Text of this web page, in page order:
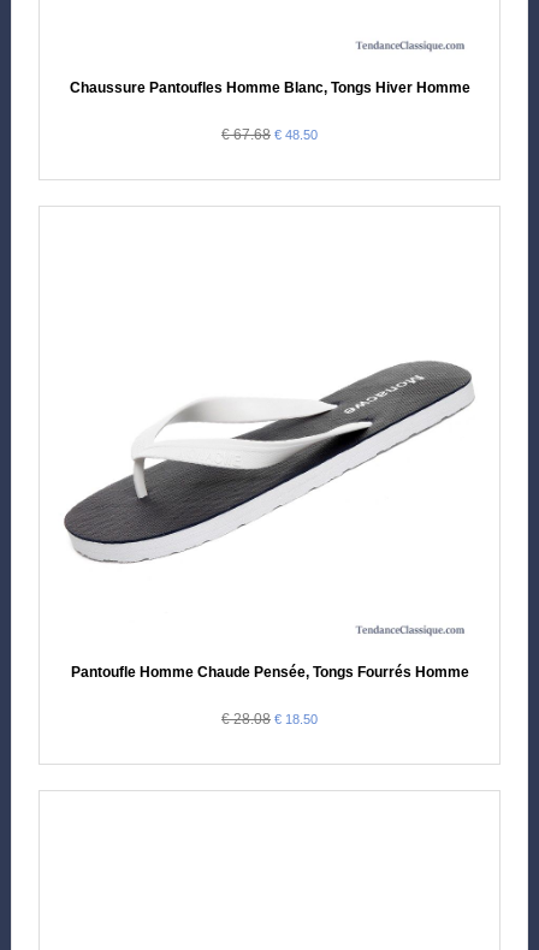
Chaussure Pantoufles Homme Blanc, Tongs Hiver Homme
€ 67.68 € 48.50
Pantoufle Homme Chaude Pensée, Tongs Fourrés Homme
€ 28.08 € 18.50